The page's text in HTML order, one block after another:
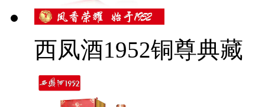
西凤酒1952铜尊典藏